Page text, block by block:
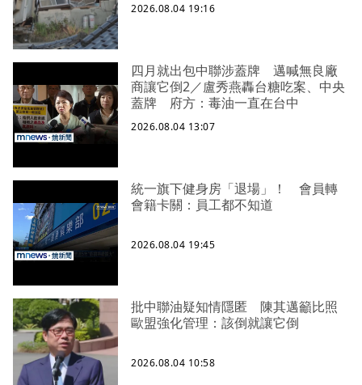
2026.08.04 19:16
四月就出包中聯涉蓋牌 邁喊無良廠
商讓它倒2／盧秀燕轟台糖吃案、中央
蓋牌 府方：毒油一直在台中
2026.08.04 13:07
統一旗下健身房「退場」！ 會員轉
會籍卡關：員工都不知道
2026.08.04 19:45
批中聯油疑知情隱匿 陳其邁籲比照
歐盟強化管理：該倒就讓它倒
2026.08.04 10:58